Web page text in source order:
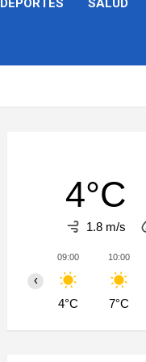
DEPORTES SALUD
4°C
1.8 m/s
09:00
4°C
10:00
7°C
‹